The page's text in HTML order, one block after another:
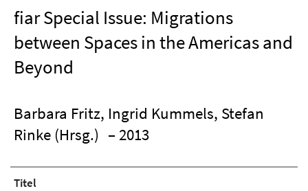
fiar Special Issue: Migrations
between Spaces in the Americas and
Beyond
Barbara Fritz, Ingrid Kummels, Stefan
Rinke (Hrsg.) – 2013
Titel